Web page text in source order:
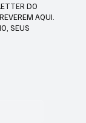
DO
AQUI.
SEUS